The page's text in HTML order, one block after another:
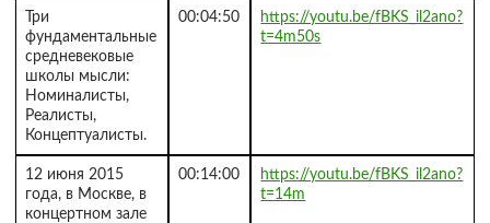
Три
фундаментальные
средневековые
школы мысли:
Номиналисты,
Реалисты,
Концептуалисты.
00:04:50
https://youtu.be/fBKS_il2ano?
t=4m50s
12 июня 2015
года, в Москве, в
концертном зале
00:14:00
https://youtu.be/fBKS_il2ano?
t=14m